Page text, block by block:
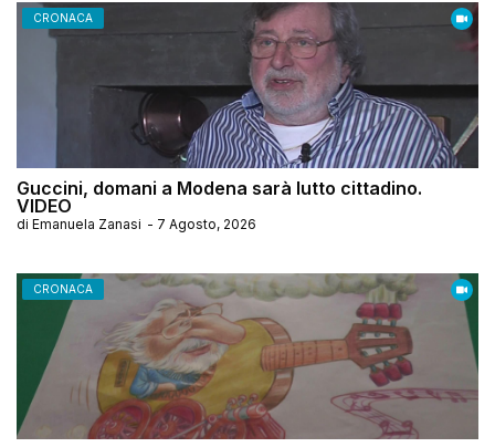
CRONACA
Guccini, domani a Modena sarà lutto cittadino.
VIDEO
di Emanuela Zanasi - 7 Agosto, 2026
CRONACA